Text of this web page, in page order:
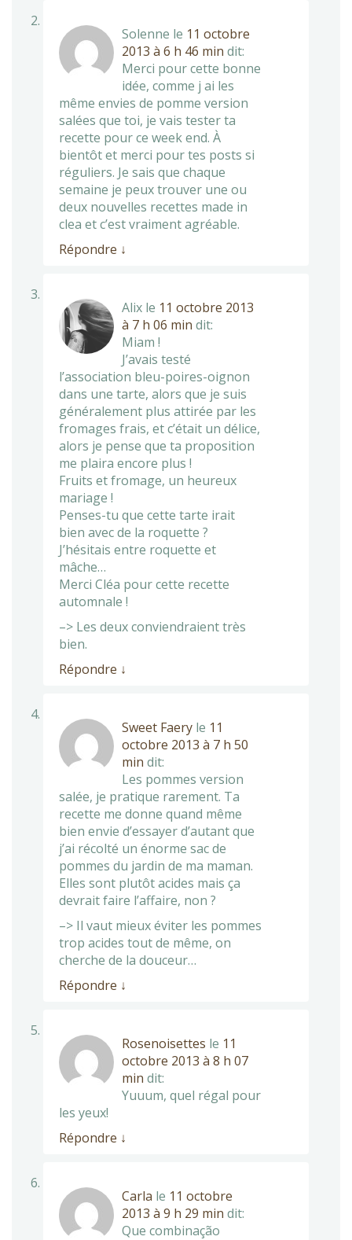
Solenne le 11 octobre
2013 à 6 h 46 min dit:
Merci pour cette bonne
idée, comme j ai les
même envies de pomme version
salées que toi, je vais tester ta
recette pour ce week end. À
bientôt et merci pour tes posts si
réguliers. Je sais que chaque
semaine je peux trouver une ou
deux nouvelles recettes made in
clea et c’est vraiment agréable.
Répondre ↓
Alix le 11 octobre 2013
à 7 h 06 min dit:
Miam !
J’avais testé
l’association bleu-poires-oignon
dans une tarte, alors que je suis
généralement plus attirée par les
fromages frais, et c’était un délice,
alors je pense que ta proposition
me plaira encore plus !
Fruits et fromage, un heureux
mariage !
Penses-tu que cette tarte irait
bien avec de la roquette ?
J’hésitais entre roquette et
mâche…
Merci Cléa pour cette recette
automnale !
–> Les deux conviendraient très
bien.
Répondre ↓
Sweet Faery le 11
octobre 2013 à 7 h 50
min dit:
Les pommes version
salée, je pratique rarement. Ta
recette me donne quand même
bien envie d’essayer d’autant que
j’ai récolté un énorme sac de
pommes du jardin de ma maman.
Elles sont plutôt acides mais ça
devrait faire l’affaire, non ?
–> Il vaut mieux éviter les pommes
trop acides tout de même, on
cherche de la douceur…
Répondre ↓
Rosenoisettes le 11
octobre 2013 à 8 h 07
min dit:
Yuuum, quel régal pour
les yeux!
Répondre ↓
Carla le 11 octobre
2013 à 9 h 29 min dit:
Que combinação